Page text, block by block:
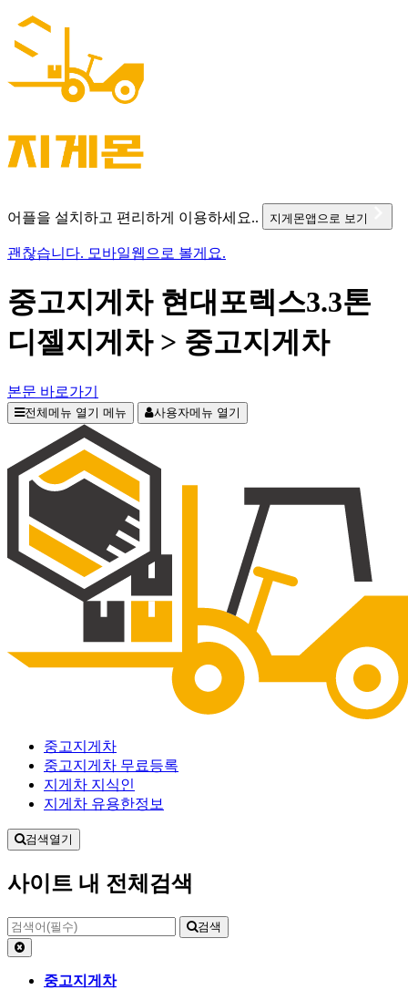
어플을 설치하고 편리하게 이용하세요.. 지게몬앱으로 보기
괜찮습니다. 모바일웹으로 볼게요.
중고지게차 현대포렉스3.3톤
디젤지게차 > 중고지게차
본문 바로가기
전체메뉴 열기 메뉴 사용자메뉴 열기
중고지게차
중고지게차 무료등록
지게차 지식인
지게차 유용한정보
검색열기
사이트 내 전체검색
검색
중고지게차